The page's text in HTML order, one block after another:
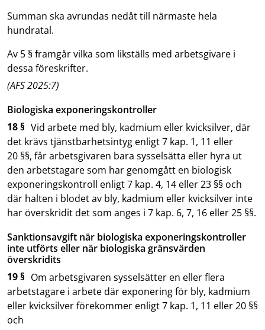
Summan ska avrundas nedåt till närmaste hela
hundratal.
Av 5 § framgår vilka som likställs med arbetsgivare i
dessa föreskrifter.
(AFS 2025:7)
Biologiska exponeringskontroller
18 § Vid arbete med bly, kadmium eller kvicksilver, där
det krävs tjänstbarhetsintyg enligt 7 kap. 1, 11 eller
20 §§, får arbetsgivaren bara sysselsätta eller hyra ut
den arbetstagare som har genomgått en biologisk
exponeringskontroll enligt 7 kap. 4, 14 eller 23 §§ och
där halten i blodet av bly, kadmium eller kvicksilver inte
har överskridit det som anges i 7 kap. 6, 7, 16 eller 25 §§.
Sanktionsavgift när biologiska exponeringskontroller
inte utförts eller när biologiska gränsvärden
överskridits
19 § Om arbetsgivaren sysselsätter en eller flera
arbetstagare i arbete där exponering för bly, kadmium
eller kvicksilver förekommer enligt 7 kap. 1, 11 eller 20 §§
och